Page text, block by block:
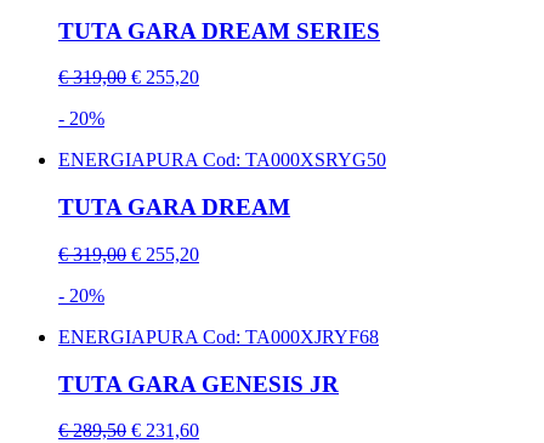
TUTA GARA DREAM SERIES
€ 319,00 € 255,20
- 20%
ENERGIAPURA Cod: TA000XSRYG50
TUTA GARA DREAM
€ 319,00 € 255,20
- 20%
ENERGIAPURA Cod: TA000XJRYF68
TUTA GARA GENESIS JR
€ 289,50 € 231,60